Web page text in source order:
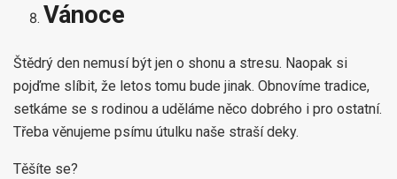
Vánoce
Štědrý den nemusí být jen o shonu a stresu. Naopak si
pojďme slíbit, že letos tomu bude jinak. Obnovíme tradice,
setkáme se s rodinou a uděláme něco dobrého i pro ostatní.
Třeba věnujeme psímu útulku naše straší deky.
Těšíte se?